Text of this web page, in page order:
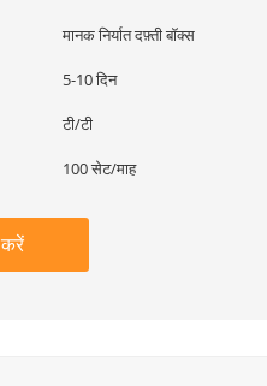
मानक निर्यात दफ़्ती बॉक्स
5-10 दिन
टी/टी
100 सेट/माह